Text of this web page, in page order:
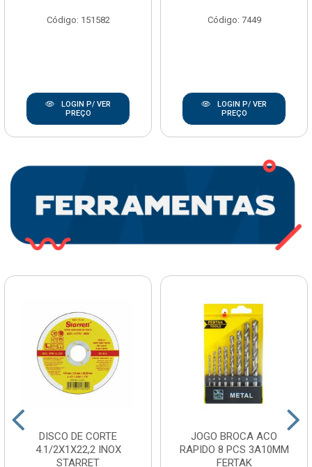
Código: 151582
LOGIN P/ VER
PREÇO
Código: 7449
LOGIN P/ VER
PREÇO
DISCO DE CORTE
4.1/2X1X22,2 INOX
STARRET
JOGO BROCA ACO
RAPIDO 8 PCS 3A10MM
FERTAK